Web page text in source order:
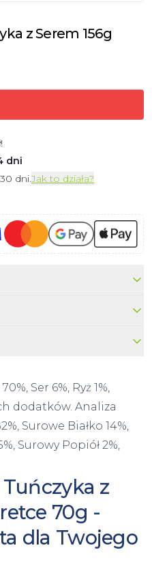
z Serem 156g
!
dni
dni.Jak to działa?
Ser 6%, Ryż 1%,
dodatków. Analiza
Surowe Białko 14%,
Surowy Popiół 2%,
z
70g -
dla Twojego